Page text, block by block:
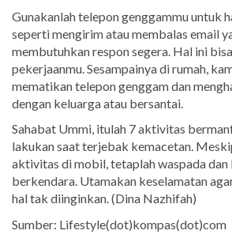
Gunakanlah telepon genggammu untuk
seperti mengirim atau membalas email
membutuhkan respon segera. Hal ini
pekerjaanmu. Sesampainya di rumah,
mematikan telepon genggam dan
dengan keluarga atau bersantai.
Sahabat Ummi, itulah 7 aktivitas
lakukan saat terjebak kemacetan.
aktivitas di mobil, tetaplah waspada
berkendara. Utamakan keselamatan
hal tak diinginkan. (Dina Nazhifah)
Sumber: Lifestyle(dot)kompas(dot)com